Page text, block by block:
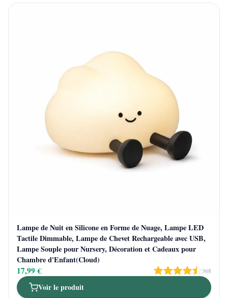
Lampe de Nuit en Silicone en Forme de Nuage, Lampe LED
Tactile Dimmable, Lampe de Chevet Rechargeable avec USB,
Lampe Souple pour Nursery, Décoration et Cadeaux pour
Chambre d'Enfant(Cloud)
17,99 € 368
Voir le produit